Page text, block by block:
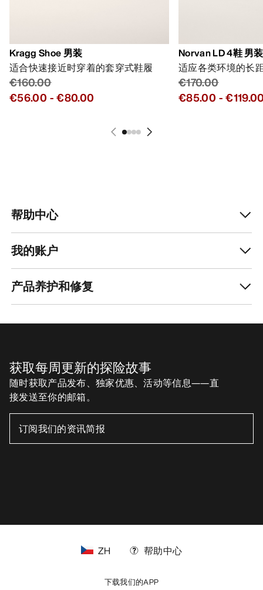
Kragg Shoe 男装
适合快速接近时穿着的套穿式鞋履
€160.00
€56.00 -€80.00
Norvan LD 4鞋 男装
适应各类环境的长
€170.00
€85.00 -
帮助中心
我的账户
产品养护和修复
获取每周更新的探险故事
随时获取产品发布、独家优惠、活动等信息——直
接发送至你的邮箱。
ZH 帮助中心
下载我们的APP